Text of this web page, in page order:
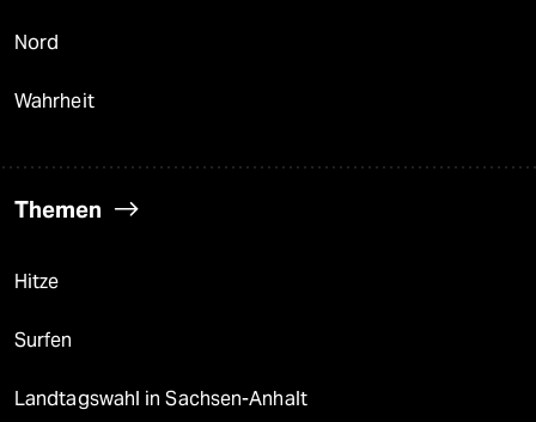
Nord
Wahrheit
Themen
Hitze
Surfen
Landtagswahl in Sachsen-Anhalt